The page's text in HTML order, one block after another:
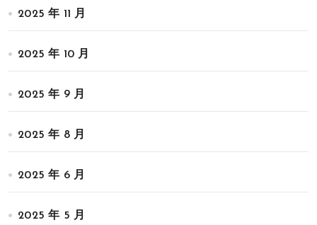
2025 年 11 月
2025 年 10 月
2025 年 9 月
2025 年 8 月
2025 年 6 月
2025 年 5 月